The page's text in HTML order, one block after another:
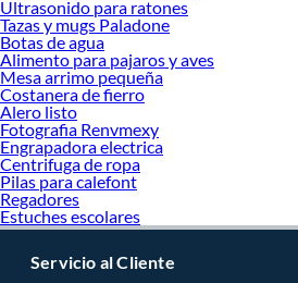
Ultrasonido para ratones
Tazas y mugs Paladone
Botas de agua
Alimento para pajaros y aves
Mesa arrimo pequeña
Costanera de fierro
Alero listo
Fotografia Renvmexy
Engrapadora electrica
Centrifuga de ropa
Pilas para calefont
Regadores
Estuches escolares
Servicio al Cliente